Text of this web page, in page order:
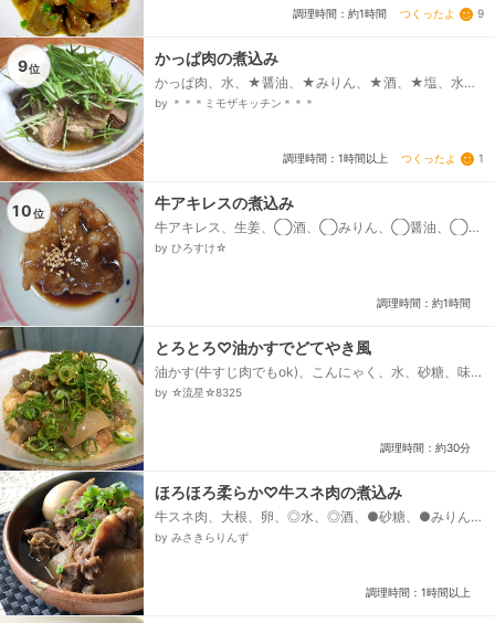
調理時間：約1時間 つくったよ 9
9位
かっぱ肉の煮込み
かっぱ肉、水、★醤油、★みりん、★酒、★塩、水
菜、生姜
by ＊＊＊ミモザキッチン＊＊＊
調理時間：1時間以上 つくったよ 1
10位
牛アキレスの煮込み
牛アキレス、生姜、◯酒、◯みりん、◯醤油、◯白
だし、ゴマ
by ひろすけ☆
調理時間：約1時間
とろとろ♡油かすでどてやき風
油かす(牛すじ肉でもok)、こんにゃく、水、砂糖、味
噌、ほんだし、酒、みりん、ネギ、七味、水(湯がく
by ☆流星☆8325
調理時間：約30分
ほろほろ柔らか♡牛スネ肉の煮込み
牛スネ肉、大根、卵、◎水、◎酒、●砂糖、●みりん、
●醤油、●だしの素、●おろし生姜
by みさきらりんず
調理時間：1時間以上